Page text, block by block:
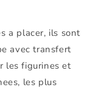
a placer, ils sont
avec transfert
les figurines et
les plus